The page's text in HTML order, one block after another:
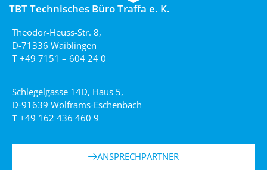
TBT Technisches Büro Traffa e. K.
Theodor-Heuss-Str. 8,
D-71336 Waiblingen
T +49 7151 – 604 24 0
Schlegelgasse 14D, Haus 5,
D-91639 Wolframs-Eschenbach
T +49 162 436 460 9
ANSPRECHPARTNER